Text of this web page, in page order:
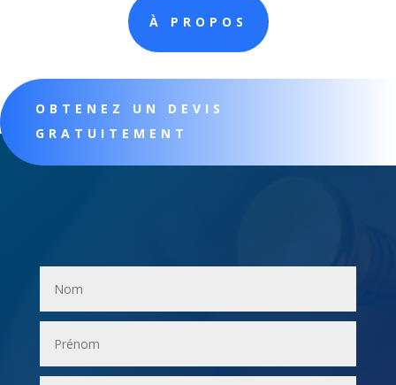
À PROPOS
OBTENEZ UN DEVIS
GRATUITEMENT